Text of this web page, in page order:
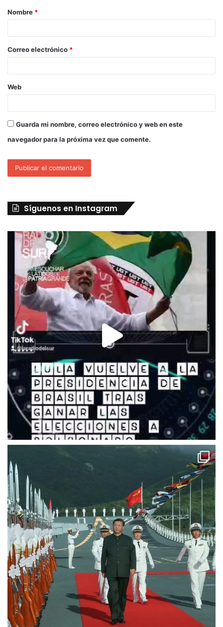
Nombre *
Correo electrónico *
Web
Guarda mi nombre, correo electrónico y web en este
navegador para la próxima vez que comente.
Síguenos en Instagram